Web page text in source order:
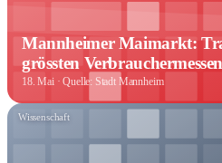
Mannheimer Maimarkt:
grössten
18. Mai· Quelle: Stadt Mannheim
Wissenschaft